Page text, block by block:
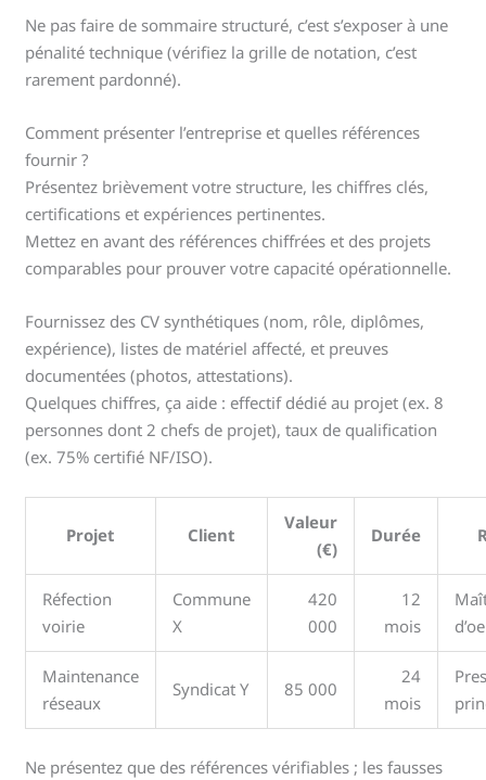
Ne pas faire de sommaire structuré, c’est s’exposer à une
pénalité technique (vérifiez la grille de notation, c’est
rarement pardonné).
Comment présenter l’entreprise et quelles références
fournir ?
Présentez brièvement votre structure, les chiffres clés,
certifications et expériences pertinentes.
Mettez en avant des références chiffrées et des projets
comparables pour prouver votre capacité opérationnelle.
Fournissez des CV synthétiques (nom, rôle, diplômes,
expérience), listes de matériel affecté, et preuves
documentées (photos, attestations).
Quelques chiffres, ça aide : effectif dédié au projet (ex. 8
personnes dont 2 chefs de projet), taux de qualification
(ex. 75% certifié NF/ISO).
Projet Client
Valeur
(€)
Durée
Réfection
voirie
Commune
X
420
000
12
mois
Maintenance
réseaux
Syndicat Y 85 000
24
mois
Ne présentez que des références vérifiables ; les fausses